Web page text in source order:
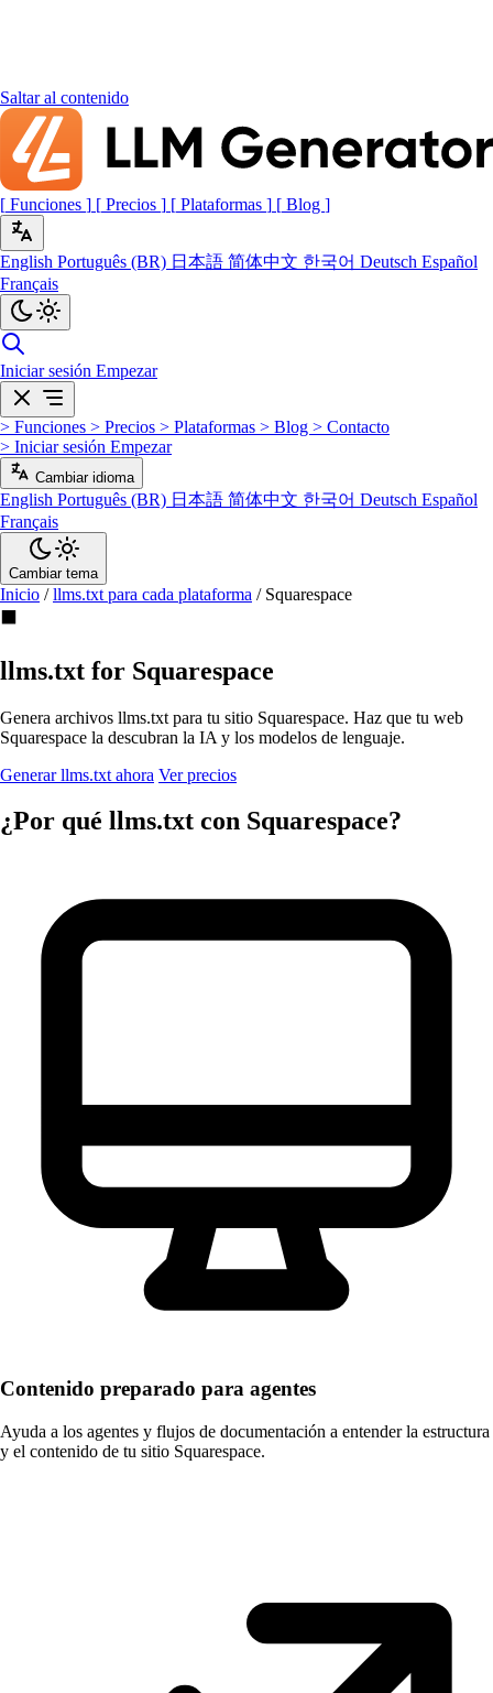
Saltar al contenido
[ Funciones ] [ Precios ] [ Plataformas ] [ Blog ]
English Português (BR) 日本語 简体中文 한국어 Deutsch Español
Français
Iniciar sesión Empezar
> Funciones > Precios > Plataformas > Blog > Contacto
> Iniciar sesión Empezar
Cambiar idioma
English Português (BR) 日本語 简体中文 한국어 Deutsch Español
Français
Cambiar tema
Inicio / llms.txt para cada plataforma / Squarespace
llms.txt for Squarespace
Genera archivos llms.txt para tu sitio Squarespace. Haz que tu web
Squarespace la descubran la IA y los modelos de lenguaje.
Generar llms.txt ahora Ver precios
¿Por qué llms.txt con Squarespace?
Contenido preparado para agentes
Ayuda a los agentes y flujos de documentación a entender la estructura
y el contenido de tu sitio Squarespace.